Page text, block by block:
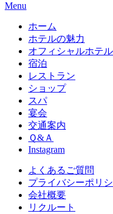
Menu
ホーム
ホテルの魅力
オフィシャルホテ
宿泊
レストラン
ショップ
スパ
宴会
交通案内
Ｑ&Ａ
Instagram
よくあるご質問
プライバシーポリ
会社概要
リクルート